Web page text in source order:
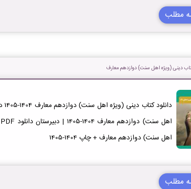
مطلب
دینی (ویژه اهل سنت) دوازدهم معارف
اهل سنت) دوازدهم معارف + چاپ 1404-1405
مطلب